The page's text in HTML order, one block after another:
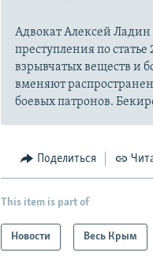
Адвокат Алексей
преступления по
взрывчатых веществ и
вменяют
боевых патронов.
Поделиться
This item is part of
Новости Весь Крым